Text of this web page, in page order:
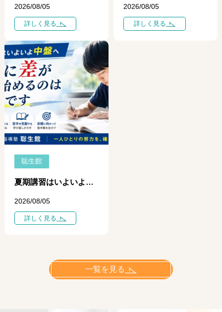
2026/08/05
詳しく見る
2026/08/05
詳しく見る
聡生館
夏期講習はいよいよ中盤へ ― 学力に差がつき始めるのは「今」です ―
2026/08/05
詳しく見る
一覧を見る